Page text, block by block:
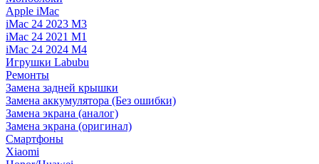
Apple iMac
iMac 24 2023 M3
iMac 24 2021 M1
iMac 24 2024 M4
Игрушки Labubu
Ремонты
Замена задней крышки
Замена аккумулятора (Без ошибки)
Замена экрана (аналог)
Замена экрана (оригинал)
Смартфоны
Xiaomi